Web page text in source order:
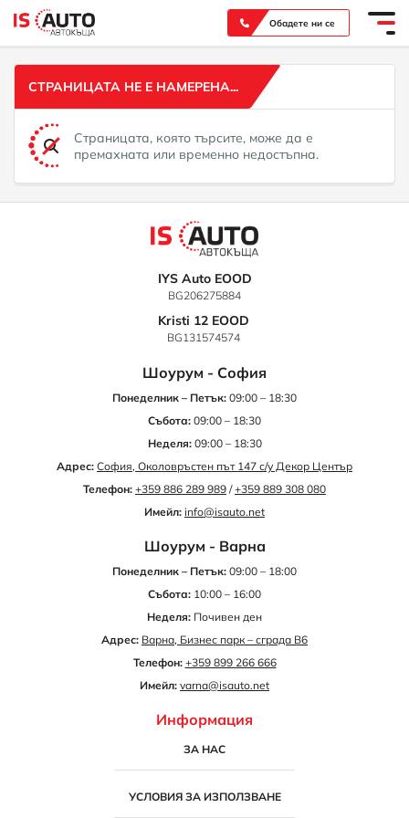
Обадете ни се
СТРАНИЦАТА НЕ Е НАМЕРЕНА...
Страницата, която търсите, може да е
премахната или временно недостъпна.
IYS Auto EOOD
BG206275884
Kristi 12 EOOD
BG131574574
Шоурум - София
Понеделник – Петък: 09:00 – 18:30
Събота: 09:00 – 18:30
Неделя:09:00 – 18:30
Адрес: София, Околовръстен път 147 с/у Декор Център
Телефон: +359 886 289 989 /+359 889 308 080
Имейл: info@isauto.net
Шоурум - Варна
Понеделник – Петък: 09:00 – 18:00
Събота: 10:00 – 16:00
Неделя: Почивен ден
Адрес: Варна, Бизнес парк – сграда B6
Телефон: +359 899 266 666
Имейл: varna@isauto.net
Информация
ЗА НАС
УСЛОВИЯ ЗА ИЗПОЛЗВАНЕ